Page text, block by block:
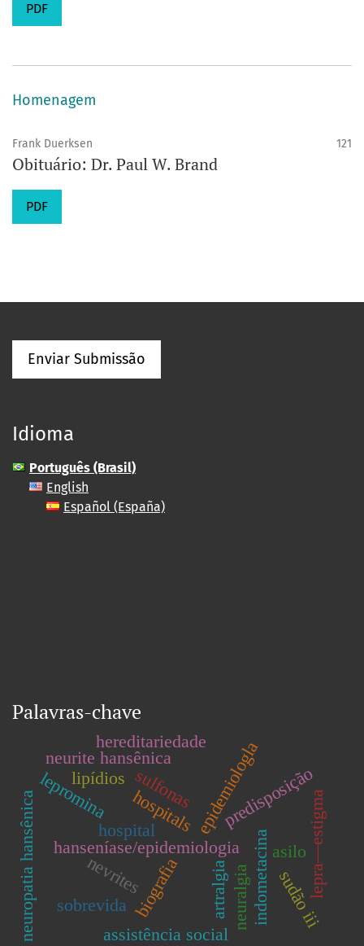
PDF
Homenagem
Frank Duerksen 121
Obituário: Dr. Paul W. Brand
PDF
Enviar Submissão
Idioma
Português (Brasil)
English
Español (España)
Palavras-chave
hanseníase/epidemiologia
biografia artralgia indometacina
sulfonas
hospitals
assistência social
hospital
asilo
neurite hansênica
neuropatia hansênica
epidemiologla
nevrites
sobrevida
lepra—estigma
predisposição
hereditariedade
lipídios
sudão iii
neuralgia
lepromina